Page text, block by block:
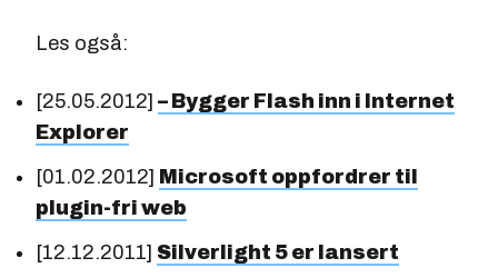
Les også:
[25.05.2012] – Bygger Flash inn i Internet
Explorer
[01.02.2012] Microsoft oppfordrer til
plugin-fri web
[12.12.2011] Silverlight 5 er lansert